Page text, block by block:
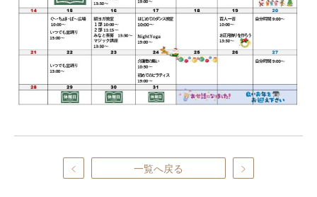
一覧へ戻る